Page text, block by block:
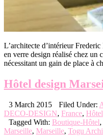
L’architecte d’intérieur
en verre design réalisé chez un
nécessitant un gain de place à
Hôtel design
3 March 2015 Filed Under:
DECO-DESIGN, France, Hôtel
Tagged With: Boutique-Hôtel,
Marseille, Marseille, Togu